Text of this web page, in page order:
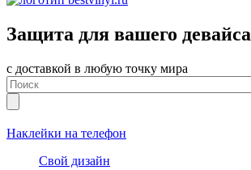
Защита для вашего девайса
с доставкой в любую точку мира
Наклейки на телефон
Свой дизайн